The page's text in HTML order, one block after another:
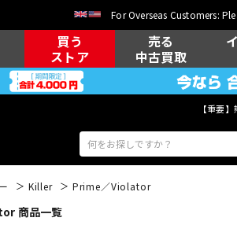
For Overseas Customers:
買う
ストア
売る
中古買取
【重要
Killer Prime／Violator
商品一覧